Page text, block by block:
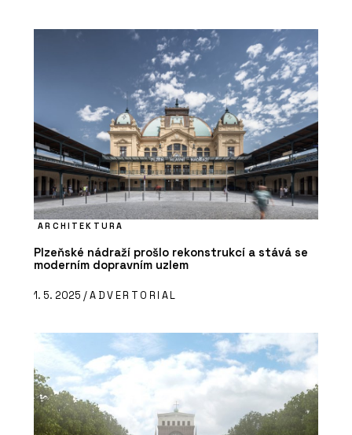
ARCHITEKTURA
Plzeňské nádraží prošlo rekonstrukcí a stává se
moderním dopravním uzlem
1. 5. 2025 /ADVERTORIAL